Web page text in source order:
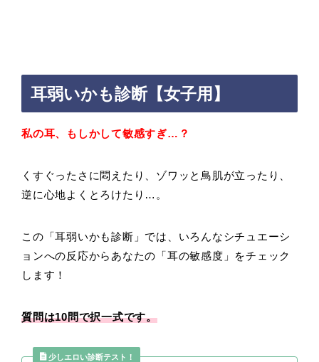
耳弱いかも診断【女子用】
私の耳、もしかして敏感すぎ…？
くすぐったさに悶えたり、ゾワッと鳥肌が立ったり、
逆に心地よくとろけたり…。
この「耳弱いかも診断」では、いろんなシチュエーシ
ョンへの反応からあなたの「耳の敏感度」をチェック
します！
質問は10問で択一式です。
少しエロい診断テスト！